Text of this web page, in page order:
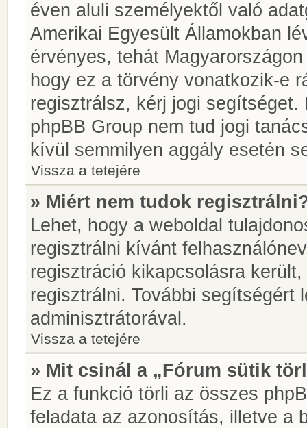
éven aluli személyektől való
Amerikai Egyesült Államokban
érvényes, tehát
hogy ez a törvény vonatkozik-e
regisztrálsz, kérj jogi
phpBB Group nem tud jogi
kívül semmilyen aggály esetén
Vissza a tetejére
» Miért nem tudok
Lehet, hogy a weboldal
regisztrálni kívánt
regisztráció kikapcsolásra
regisztrálni. További segítségért
adminisztrátorával.
Vissza a tetejére
» Mit csinál a „Fórum sütik
Ez a funkció törli az összes
feladata az azonosítás, illetve a